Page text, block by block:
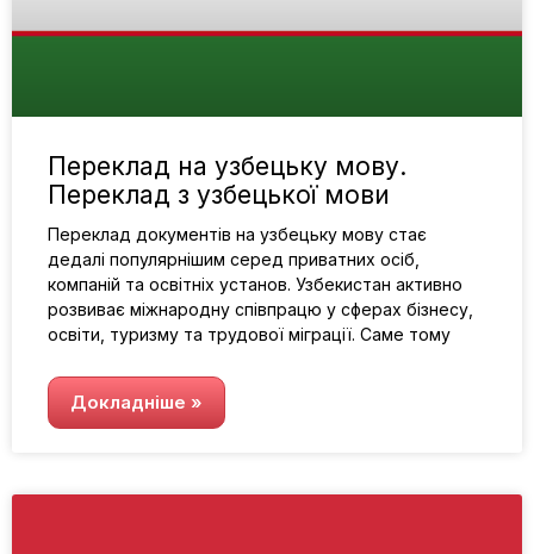
Переклад на узбецьку мову.
Переклад з узбецької мови
Переклад документів на узбецьку мову стає
дедалі популярнішим серед приватних осіб,
компаній та освітніх установ. Узбекистан активно
розвиває міжнародну співпрацю у сферах бізнесу,
освіти, туризму та трудової міграції. Саме тому
Докладніше »